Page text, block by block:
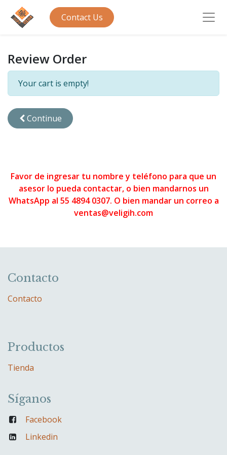
Contact Us
Review Order
Your cart is empty!
Continue
Favor de ingresar tu nombre y teléfono para que un
asesor lo pueda contactar, o bien mandarnos un
WhatsApp al 55 4894 0307. O bien mandar un correo a
ventas@veligih.com
Contacto
Contacto
Productos
Tienda
Síganos
Facebook
Linkedin